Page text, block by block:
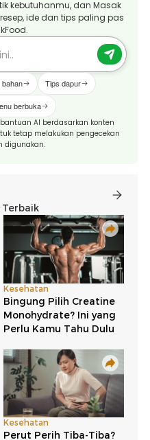
kebutuhanmu, dan Masak
ide dan tips paling pas
Tips dapur
berbuka
AI berdasarkan konten
tetap melakukan pengecekan
digunakan.